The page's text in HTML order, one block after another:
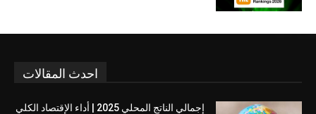
احدث المقالات
إجمالي الناتج المحلي 2025 | أداء الإقتصاد الكلي